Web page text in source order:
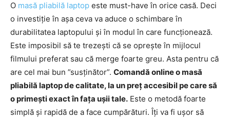
O masă pliabilă laptop este must-have în orice casă. Deci
o investiție în așa ceva va aduce o schimbare în
durabilitatea laptopului și în modul în care funcționează.
Este imposibil să te trezești că se oprește în mijlocul
filmului preferat sau că merge foarte greu. Asta pentru că
are cel mai bun ”susținător”. Comandă online o masă
pliabilă laptop de calitate, la un preț accesibil pe care să
o primești exact în fața ușii tale. Este o metodă foarte
simplă și rapidă de a face cumpărături. Îți va fi ușor să